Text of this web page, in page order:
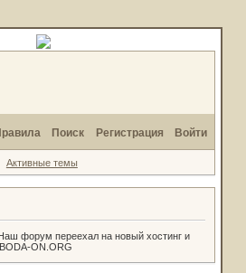
Поиск Регистрация Войти
Активные темы
форум переехал на новый хостинг и
ON.ORG